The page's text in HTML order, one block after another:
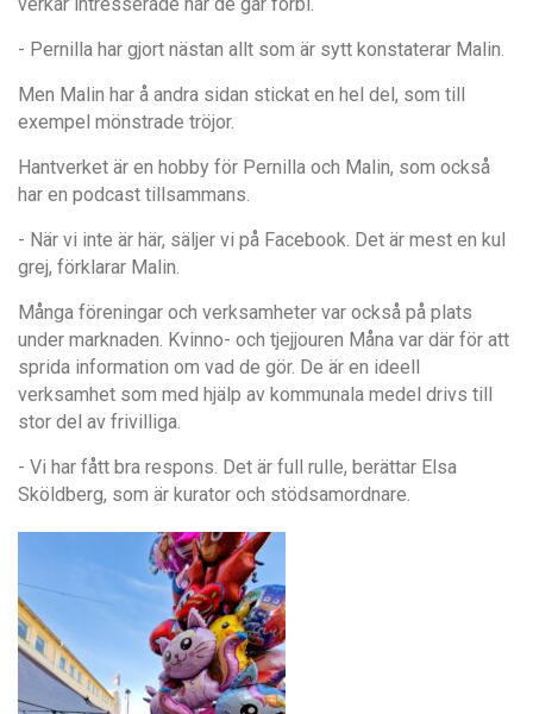
- Pernilla har gjort nästan allt som är sytt konstaterar Malin.
Men Malin har å andra sidan stickat en hel del, som till
exempel mönstrade tröjor.
Hantverket är en hobby för Pernilla och Malin, som också
har en podcast tillsammans.
- När vi inte är här, säljer vi på Facebook. Det är mest en kul
grej, förklarar Malin.
Många föreningar och verksamheter var också på plats
under marknaden. Kvinno- och tjejjouren Måna var där för att
sprida information om vad de gör. De är en ideell
verksamhet som med hjälp av kommunala medel drivs till
stor del av frivilliga.
- Vi har fått bra respons. Det är full rulle, berättar Elsa
Sköldberg, som är kurator och stödsamordnare.